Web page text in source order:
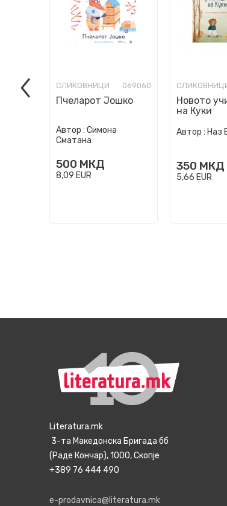
СЛИКОВНИЦИ 069060
Пчеларот Јошко
Автор : Симона
Сматана
500 МКД
8,09 EUR
Новото
на Куки
Автор : Наз
350 МКД
5,66 EUR
Literatura.mk
3-та Македонска Бригада бб
(Раде Кончар), 1000, Скопје
+389 76 444 490
e-prodavnica@literatura.mk